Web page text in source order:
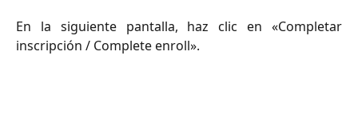
En la siguiente pantalla, haz clic en «Completar
inscripción / Complete enroll».